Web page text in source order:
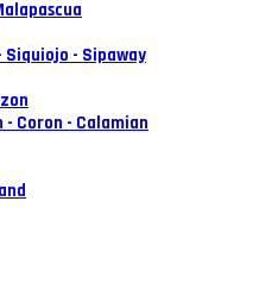
Siquiojo - Sipaway
- Coron - Calamian